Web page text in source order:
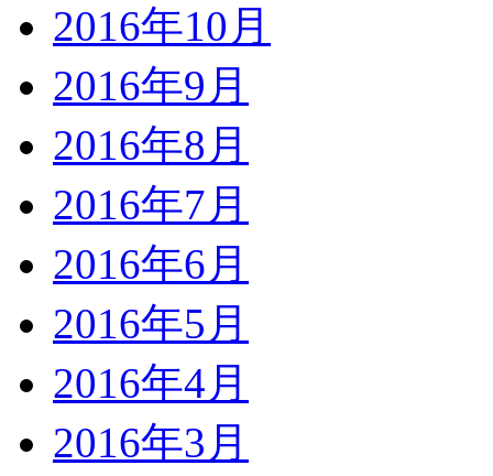
2016年10月
2016年9月
2016年8月
2016年7月
2016年6月
2016年5月
2016年4月
2016年3月